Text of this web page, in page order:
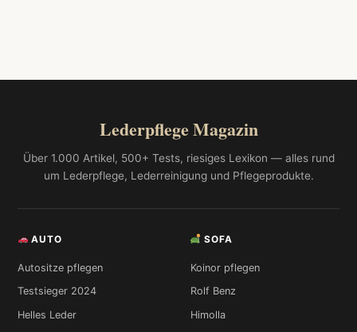
Lederpflege Magazin
Über 1.000 Artikel, 500+ Tests, riesiges Lexikon — alles rund
um Lederpflege, Lederreinigung und Pflegeprodukte.
AUTO
Autositze pflegen
Testsieger 2024
Helles Leder
SOFA
Koinor pflegen
Rolf Benz
Himolla